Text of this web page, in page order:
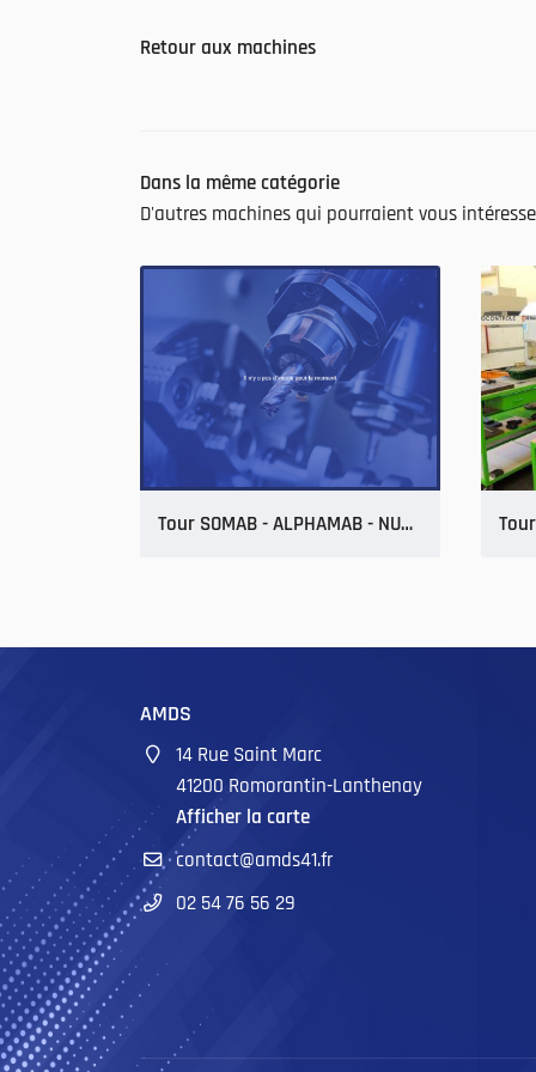
Retour aux machines
Dans la même catégorie
D'autres machines qui pourraient vous
Tour SOMAB - ALPHAMAB - NUM 1060
AMDS
14 Rue Saint Marc
41200 Romorantin-Lanthenay
Afficher la carte
02 54 76 56 29